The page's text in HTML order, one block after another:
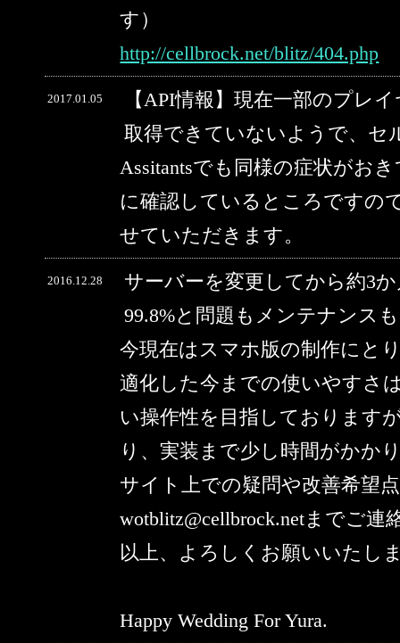
す）
http://cellbrock.net/blitz/404.php
2017.01.05
【API情報】現在一部のプレ
取得できていないようで、セ
Assitantsでも同様の症状がお
に確認しているところですの
せていただきます。
2016.12.28
サーバーを変更してから約3
99.8%と問題もメンテナンス
今現在はスマホ版の制作にと
適化した今までの使いやすさ
い操作性を目指しております
り、実装まで少し時間がかか
サイト上での疑問や改善希望
wotblitz@cellbrock.netまでご連
以上、よろしくお願いいたし
Happy Wedding For Yura.